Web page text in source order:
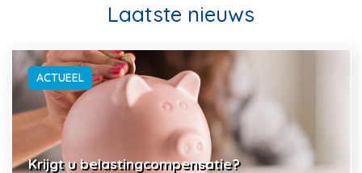
Laatste nieuws
ACTUEEL
Krijgt u belastingcompensatie?